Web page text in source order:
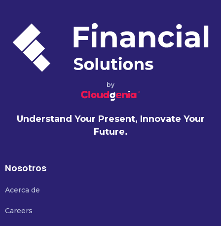
by
Understand Your Present, Innovate Your
Future.
Nosotros
Acerca de
Careers